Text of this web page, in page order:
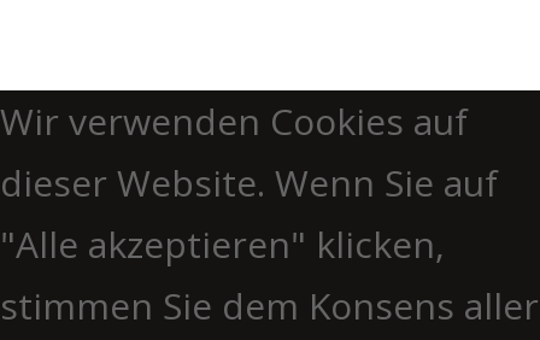
Wir verwenden Cookies auf
dieser Website. Wenn Sie auf
"Alle akzeptieren" klicken,
stimmen Sie dem Konsens aller